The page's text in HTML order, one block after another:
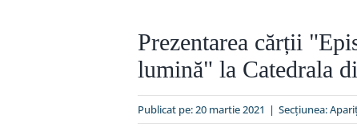
Prezentarea cărții
lumină" la Catedrala
Publicat pe: 20 martie 2021 | Secțiunea: